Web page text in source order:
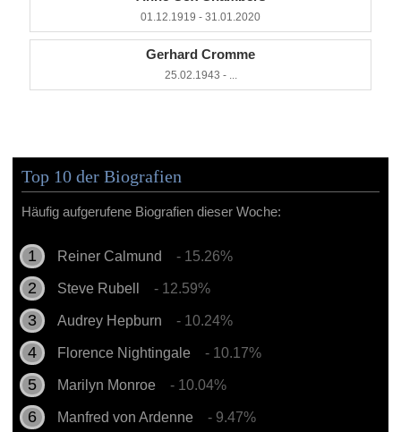
01.12.1919 - 31.01.2020
Gerhard Cromme
25.02.1943 - ...
Top 10 der Biografien
Häufig aufgerufene Biografien dieser Woche:
Reiner Calmund - 15.26%
Steve Rubell - 12.59%
Audrey Hepburn - 10.24%
Florence Nightingale - 10.17%
Marilyn Monroe - 10.04%
Manfred von Ardenne - 9.47%